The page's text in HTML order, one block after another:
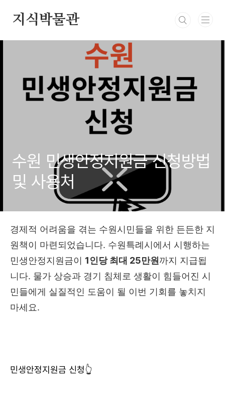
지식박물관
수원 민생안정지원금 신청방법
및 사용처
경제적 어려움을 겪는 수원시민들을 위한 든든한 지
원책이 마련되었습니다. 수원특례시에서 시행하는
민생안정지원금이 1인당 최대 25만원 까지 지급됩
니다. 물가 상승과 경기 침체로 생활이 힘들어진 시
민들에게 실질적인 도움이 될 이번 기회를 놓치지
마세요.
민생안정지원금 신청👆